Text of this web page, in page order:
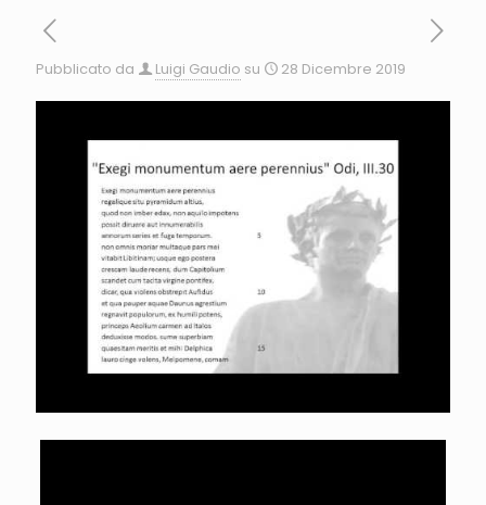
Pubblicato da Luigi Gaudio su 28 Dicembre 2019